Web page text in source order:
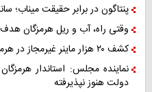
پنتاگون در برابر حقیقت میناب؛
وقتی راه، آب و ریل هرمزگان
کشف ۲۰ هزار ماینر غیرمجاز در هرمزگان
دولت هنوز نپذیرفته